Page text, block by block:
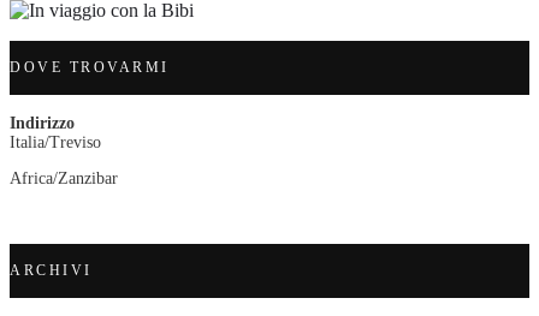
DOVE TROVARMI
Indirizzo
Italia/Treviso
Africa/Zanzibar
ARCHIVI